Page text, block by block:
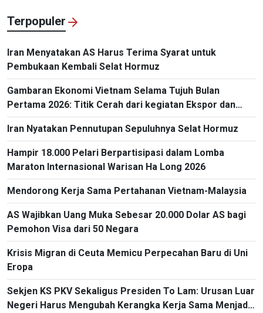
Terpopuler
Iran Menyatakan AS Harus Terima Syarat untuk
Pembukaan Kembali Selat Hormuz
Gambaran Ekonomi Vietnam Selama Tujuh Bulan
Pertama 2026: Titik Cerah dari kegiatan Ekspor dan
Impor
Iran Nyatakan Pennutupan Sepuluhnya Selat Hormuz
Hampir 18.000 Pelari Berpartisipasi dalam Lomba
Maraton Internasional Warisan Ha Long 2026
Mendorong Kerja Sama Pertahanan Vietnam-Malaysia
AS Wajibkan Uang Muka Sebesar 20.000 Dolar AS bagi
Pemohon Visa dari 50 Negara
Krisis Migran di Ceuta Memicu Perpecahan Baru di Uni
Eropa
Sekjen KS PKV Sekaligus Presiden To Lam: Urusan Luar
Negeri Harus Mengubah Kerangka Kerja Sama Menjadi